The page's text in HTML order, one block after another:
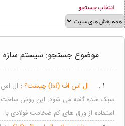
انتخاب جستجو
موضوع جستجو: سیستم سازه LSF - ۳۲ مورد پیدا شد
۱ . ال اس اف (lsf) چیست؟ :
سبک شده گفته می شود. این روش ساخت
استفاده از ورق های کم ضخامت فولادی با